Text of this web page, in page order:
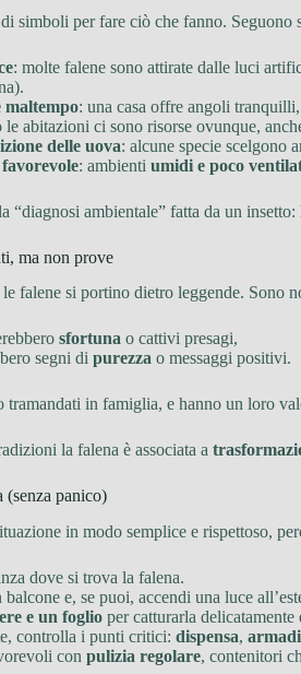
simboli per fare ciò che fanno.
: molte falene sono attirate dalle luci
: una casa offre angoli
le abitazioni ci sono risorse ovunque,
delle uova: alcune specie scelgono
: ambienti umidi e poco
“diagnosi ambientale” fatta da un
ma non prove
falene si portino dietro leggende. Sono
sfortuna o cattivi presagi,
segni di purezza o messaggi positivi.
tramandati in famiglia, e hanno un loro
la falena è associata a
(senza panico)
in modo semplice e rispettoso,
dove si trova la falena.
balcone e, se puoi, accendi una luce
e un foglio per catturarla delicatamente
controlla i punti critici: dispensa, armadi
con pulizia regolare, contenitori